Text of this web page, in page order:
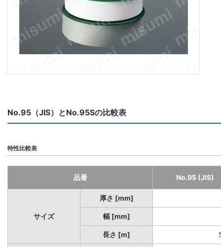
No.95（JIS）とNo.95Sの比較表
特性比較表
品番 No.95 (JIS)
サイズ
厚さ [mm]
幅 [mm]
長さ [m]